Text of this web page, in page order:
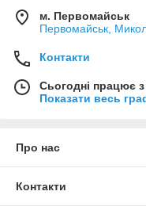
м. Первомайськ
Первомайськ,
Контакти
Сьогодні працює
Показати весь
Про нас
Контакти